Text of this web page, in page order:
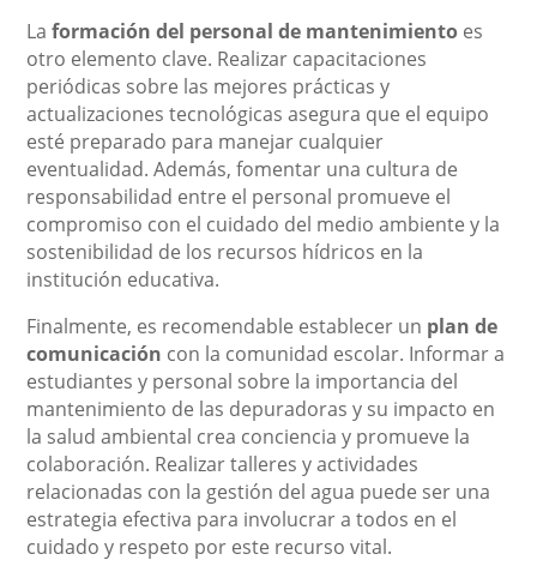
Laformación del personal de mantenimiento es
otro elemento clave. Realizar capacitaciones
periódicas sobre las mejores prácticas y
actualizaciones tecnológicas asegura que el equipo
esté preparado para manejar cualquier
eventualidad. Además, fomentar una cultura de
responsabilidad entre el personal promueve el
compromiso con el cuidado del medio ambiente y la
sostenibilidad de los recursos hídricos en la
institución educativa.
Finalmente, es recomendable establecer un plan de
comunicación con la comunidad escolar. Informar a
estudiantes y personal sobre la importancia del
mantenimiento de las depuradoras y su impacto en
la salud ambiental crea conciencia y promueve la
colaboración. Realizar talleres y actividades
relacionadas con la gestión del agua puede ser una
estrategia efectiva para involucrar a todos en el
cuidado y respeto por este recurso vital.